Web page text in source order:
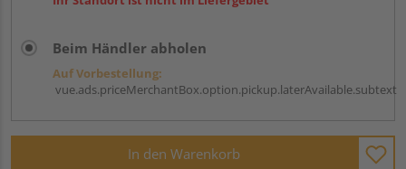
Beim Händler abholen
Auf Vorbestellung:
vue.ads.priceMerchantBox.option.pickup.laterAvailable.subtext
In den Warenkorb